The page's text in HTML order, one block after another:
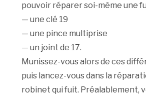
pouvoir réparer soi-même une
— une clé 19
— une pince multiprise
— un joint de 17.
Munissez-vous alors de ces
puis lancez-vous dans la
robinet qui fuit. Préalablement,